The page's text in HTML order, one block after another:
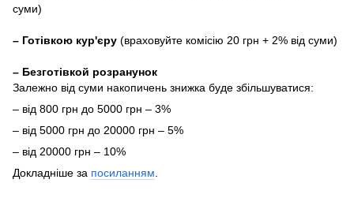
суми)
– Готівкою кур'єру (враховуйте комісію 20 грн + 2% від суми)
– Безготівкой розранунок
Залежно від суми накопичень знижка буде збільшуватися:
– від 800 грн до 5000 грн – 3%
– від 5000 грн до 20000 грн – 5%
– від 20000 грн – 10%
Докладніше за посиланням